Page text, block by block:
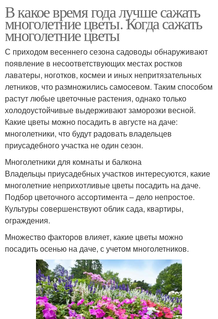
В какое время года лучше сажать
многолетние цветы. Когда сажать
многолетние цветы
С приходом весеннего сезона садоводы обнаруживают
появление в несоответствующих местах ростков
лаватеры, ноготков, космеи и иных непритязательных
летников, что размножились самосевом. Таким способом
растут любые цветочные растения, однако только
холодоустойчивые выдерживают заморозки весной.
Какие цветы можно посадить в августе на даче:
многолетники, что будут радовать владельцев
приусадебного участка не один сезон.
Многолетники для комнаты и балкона
Владельцы приусадебных участков интересуются, какие
многолетние неприхотливые цветы посадить на даче.
Подбор цветочного ассортимента – дело непростое.
Культуры совершенствуют облик сада, квартиры,
ограждения.
Множество факторов влияет, какие цветы можно
посадить осенью на даче, с учетом многолетников.